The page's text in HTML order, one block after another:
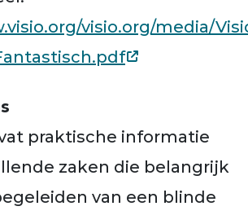
visio.org/media/
praktische informatie
zaken die belangrijk
van een blinde